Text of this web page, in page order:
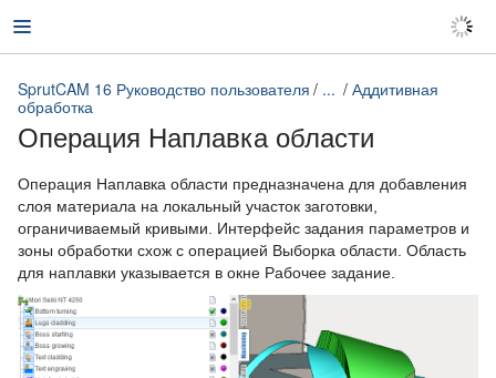
SprutCAM 16 Руководство пользователя ...
Аддитивная
обработка
Операция Наплавка области
Операция Наплавка области предназначена для добавления
слоя материала на локальный участок заготовки,
ограничиваемый кривыми. Интерфейс задания параметров и
зоны обработки схож с операцией Выборка области. Область
для наплавки указывается в окне Рабочее задание.